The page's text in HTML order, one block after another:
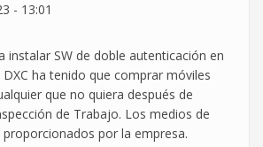
- 13:01
instalar SW de doble autenticación en
ha tenido que comprar móviles
que no quiera después de
de Trabajo. Los medios de
por la empresa.